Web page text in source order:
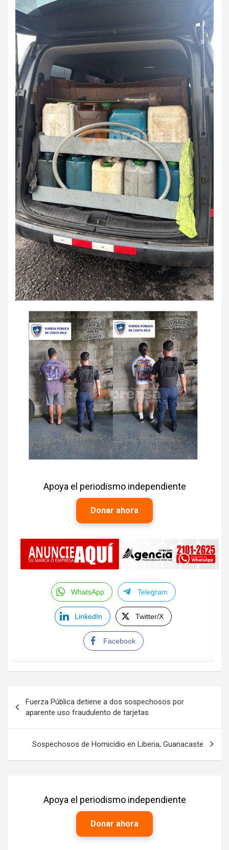
Apoya el periodismo independiente
Donar ahora
WhatsApp Telegram
LinkedIn Twitter/X
Facebook
de
entradas
Fuerza Pública detiene a dos sospechosos por
aparente uso fraudulento de tarjetas
Sospechosos de Homicidio en Liberia, Guanacaste
Apoya el periodismo independiente
Donar ahora